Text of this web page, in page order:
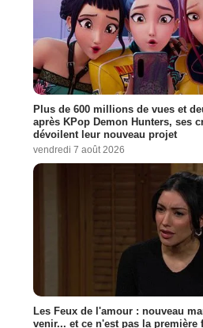
Plus de 600 millions de vues et
après KPop Demon Hunters, ses
dévoilent leur nouveau projet
vendredi 7 août 2026
Les Feux de l'amour : nouveau
venir... et ce n'est pas la première